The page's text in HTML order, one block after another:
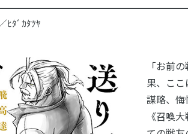
／ﾋﾀﾞｶﾀﾂﾔ
「お前
果、こ
謀略、
《召喚